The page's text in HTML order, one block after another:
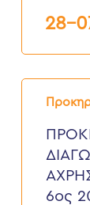
202628-
ΠΡΟΚΗΡΥΞΗ
ΕΚΠΟΙΗΣΗ
ΑΧΡΗΣΤΩΝ
ΥΛΙΚΩΝ
Δ.Ε.Υ.Α.Χ.
6ος